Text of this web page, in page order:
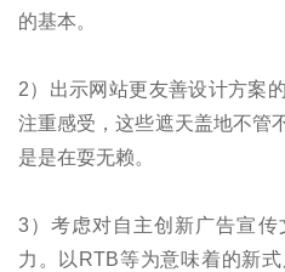
的基本。
2）出示网站更友善设计方案
注重感受，这些遮天盖地不管
是是在耍无赖。
3）考虑对自主创新广告宣
力。以RTB等为意味着的新